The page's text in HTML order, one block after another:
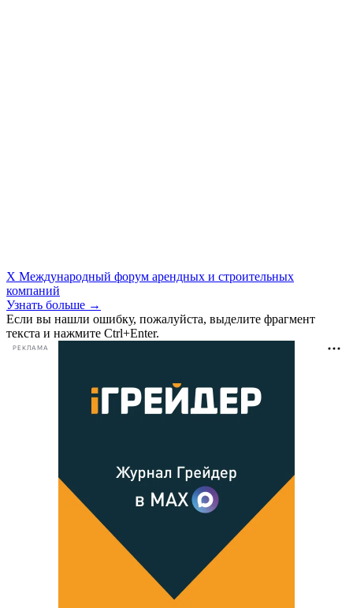
X Международный форум арендных и строительных
компаний
Узнать больше →
Если вы нашли ошибку, пожалуйста, выделите фрагмент
текста и нажмите Ctrl+Enter.
РЕКЛАМА